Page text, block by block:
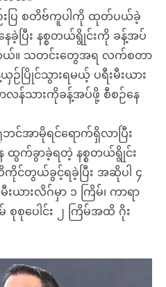
ပြ စတိဗ်ကူပါကို ထုတ်ပယ်ခဲ့
ေခဲ့ပြီး နစ္စတယ်ရွိုင်းကို ခန့်အပ်
တယ်။ သတင်းတွေအရ လက်စတာ
ပြိုင်သွားရမယ့် ပရီးမီးယား
န်သားကိုခန့်အပ်ဖို့ စီစဉ်နေ
အာမိုရင်ရောက်ရှိလာပြီး
က်ခွာခဲ့ရတဲ့ နစ္စတယ်ရွိုင်း
တွယ်ခွင့်ရခဲ့ပြီး အဆိုပါ ၄
ားလိဂ်မှာ ၁ ကြိမ်၊ ကာရာ
စုစုပေါင်း ၂ ကြိမ်အထိ ဂိုး